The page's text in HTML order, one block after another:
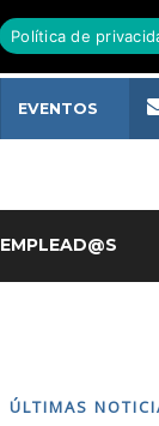
EMPLEAD@S
EVENTOS
ÚLTIMAS
Política de